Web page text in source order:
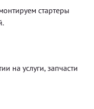
стартеры
на услуги, запчасти